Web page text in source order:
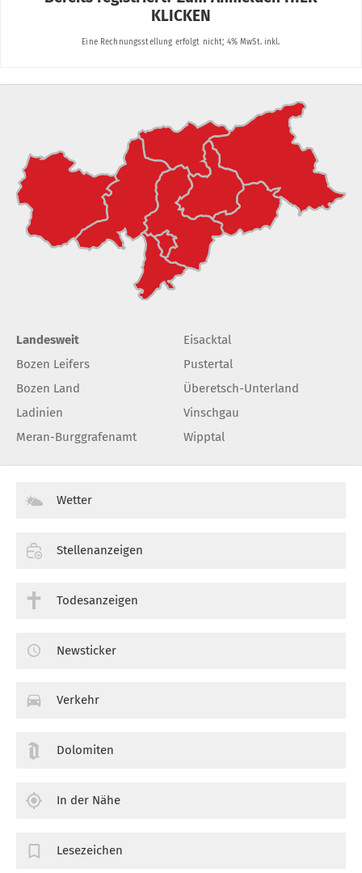
Landesweit
Bozen Leifers
Bozen Land
Ladinien
Meran-Burggrafenamt
Eisacktal
Pustertal
Überetsch-Unterland
Vinschgau
Wipptal
Wetter
Stellenanzeigen
Todesanzeigen
Newsticker
Verkehr
Dolomiten
In der Nähe
Lesezeichen